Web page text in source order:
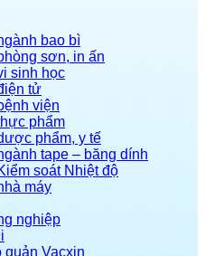
bao bì
sơn, in ấn
sinh học
tử
viện
phẩm
phẩm, y tế
tape – băng dính
soát Nhiệt độ
máy
nghiệp
quản Vacxin